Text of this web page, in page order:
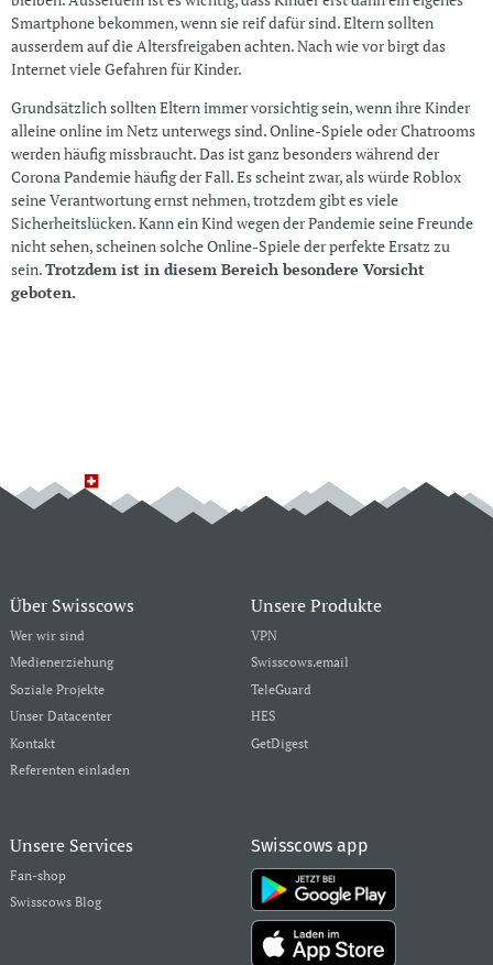
Smartphone bekommen, wenn sie reif dafür sind. Eltern sollten
ausserdem auf die Altersfreigaben achten. Nach wie vor birgt das
Internet viele Gefahren für Kinder.
Grundsätzlich sollten Eltern immer vorsichtig sein, wenn ihre Kinder
alleine online im Netz unterwegs sind. Online-Spiele oder Chatrooms
werden häufig missbraucht. Das ist ganz besonders während der
Corona Pandemie häufig der Fall. Es scheint zwar, als würde Roblox
seine Verantwortung ernst nehmen, trotzdem gibt es viele
Sicherheitslücken. Kann ein Kind wegen der Pandemie seine Freunde
nicht sehen, scheinen solche Online-Spiele der perfekte Ersatz zu
sein.Trotzdem ist in diesem Bereich besondere Vorsicht
geboten.
Über Swisscows
Wer wir sind
Medienerziehung
Soziale Projekte
Unser Datacenter
Kontakt
Referenten einladen
Unsere Produkte
VPN
Swisscows.email
TeleGuard
HES
GetDigest
Unsere Services
Fan-shop
Swisscows Blog
Swisscows app